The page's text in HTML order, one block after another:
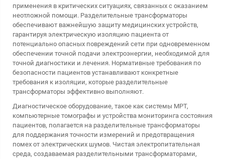
применения в критических ситуациях, связанных с оказанием
неотложной помощи. Разделительные трансформаторы
обеспечивают важнейшую защиту медицинских устройств,
гарантируя электрическую изоляцию пациента от
потенциально опасных повреждений сети при одновременном
обеспечении точной подачи электроэнергии, необходимой для
точной диагностики и лечения. Нормативные требования по
безопасности пациентов устанавливают конкретные
требования к изоляции, которые разделительные
трансформаторы эффективно выполняют.
Диагностическое оборудование, такое как системы МРТ,
компьютерные томографы и устройства мониторинга состояния
пациентов, полагается на разделительные трансформаторы
для поддержания точности измерений и предотвращения
помех от электрических шумов. Чистая электропитательная
среда, создаваемая разделительными трансформаторами,